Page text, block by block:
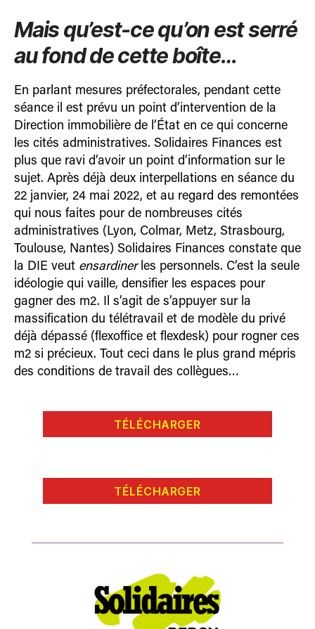
Mais qu’est-ce qu’on est serré
au fond de cette boîte…
En parlant mesures préfectorales, pendant cette
séance il est prévu un point d’interven­tion de la
Direction immobilière de l’État en ce qui concerne
les cités administratives. Soli­daires Finances est
plus que ravi d’avoir un point d’information sur le
sujet. Après déjà deux interpellations en séance du
22 janvier, 24 mai 2022, et au regard des remontées
qui nous faites pour de nombreuses cités
administratives (Lyon, Colmar, Metz, Strasbourg,
Toulouse, Nantes) Solidaires Finances constate que
la DIE veut ensardinerles personnels. C’est la seule
idéologie qui vaille, densifier les espaces pour
gagner des m2. Il s’agit de s’appuyer sur la
massification du télétravail et de modèle du privé
déjà dépassé (flexoffice et flexdesk) pour rogner ces
m2 si précieux. Tout ceci dans le plus grand mépris
des condi­tions de travail des collègues…
TÉLÉCHARGER
TÉLÉCHARGER